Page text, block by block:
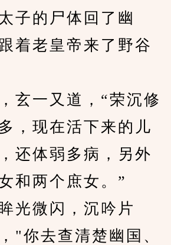
子的尸体回了幽
着老皇帝来了野谷
一又道，“荣沉修
，现在活下来的儿
还体弱多病，另外
和两个庶女。”
微闪，沉吟片
"你去查清楚幽国、